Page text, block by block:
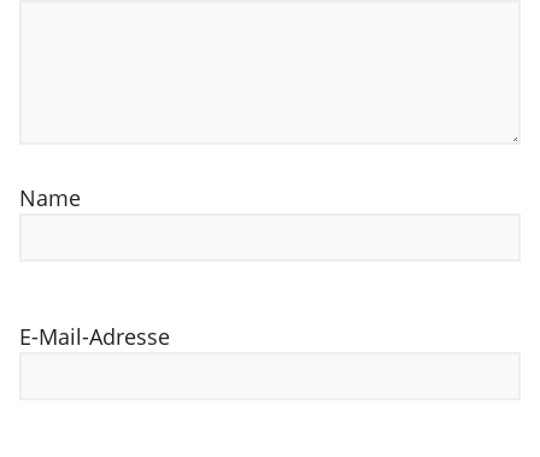
Name
E-Mail-Adresse